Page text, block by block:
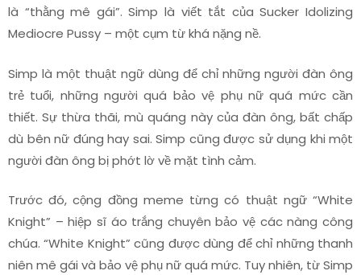
là “thằng mê gái”. Simp là viết tắt của Sucker Idolizing
Mediocre Pussy – một cụm từ khá nặng nề.
Simp là một thuật ngữ dùng để chỉ những người đàn ông
trẻ tuổi, những người quá bảo vệ phụ nữ quá mức cần
thiết. Sự thừa thãi, mù quáng này của đàn ông, bất chấp
dù bên nữ đúng hay sai. Simp cũng được sử dụng khi một
người đàn ông bị phớt lờ về mặt tình cảm.
Trước đó, cộng đồng meme từng có thuật ngữ “White
Knight” – hiệp sĩ áo trắng chuyên bảo vệ các nàng công
chúa. “White Knight” cũng được dùng để chỉ những thanh
niên mê gái và bảo vệ phụ nữ quá mức. Tuy nhiên, từ Simp